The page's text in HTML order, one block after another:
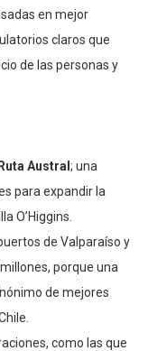
en mejor
claros que
de las personas y
Austral ; una
para expandir la
O’Higgins.
de Valparaíso y
porque una
de mejores
como las que